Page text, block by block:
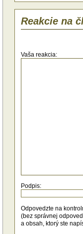
500 g ruž. kelu
20 g masla
50 g strúhaného
soľ
Uvarený kel
korením, preložíme
Reakcie na
Vaša reakcia:
Podpis:
Odpovedzte na
(bez správnej
a obsah, ktorý ste